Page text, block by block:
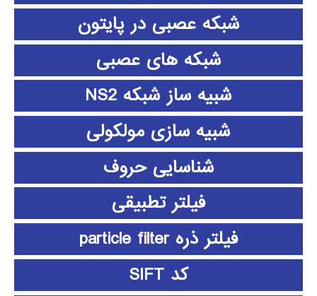
شبکه عصبی در پایتون
شبکه های عصبی
شبیه ساز شبکه NS2
شبیه سازی مولکولی
شناسایی حروف
فیلتر تطبیقی
فیلتر ذره particle filter
کد SIFT